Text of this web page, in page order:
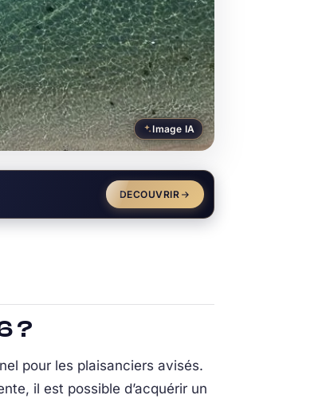
Image IA
DECOUVRIR
?
pour les plaisanciers avisés.
il est possible d’acquérir un